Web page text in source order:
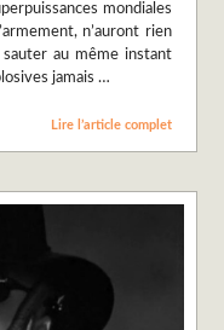
mondiales
n’auront rien
au même instant
jamais …
Lire l’article complet